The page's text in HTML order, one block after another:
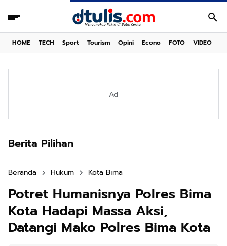
HOME TECH Sport Tourism Opini Econo FOTO VIDEO
Ad
Berita Pilihan
Beranda Hukum Kota Bima
Potret Humanisnya Polres Bima
Kota Hadapi Massa Aksi,
Datangi Mako Polres Bima Kota